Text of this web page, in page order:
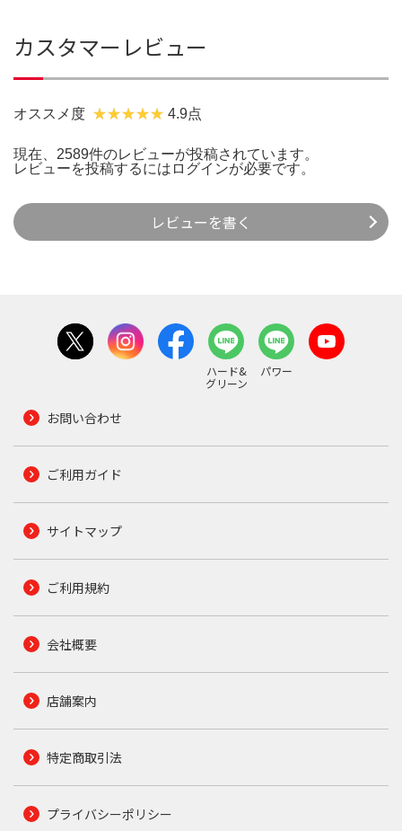
カスタマーレビュー
オススメ度 4.9点
現在、2589件のレビューが投稿されています。
レビューを投稿するには ログインが必要です。
レビューを書く
ハード&
グリーン
パワー
お問い合わせ
ご利用ガイド
サイトマップ
ご利用規約
会社概要
店舗案内
特定商取引法
プライバシーポリシー